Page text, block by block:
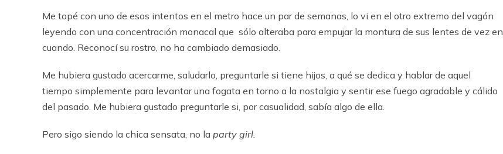
Me topé con uno de esos intentos en el metro hace un par de semanas, lo vi en el otro extremo del vagón
leyendo con una concentración monacal que sólo alteraba para empujar la montura de sus lentes de vez en
cuando. Reconocí su rostro, no ha cambiado demasiado.
Me hubiera gustado acercarme, saludarlo, preguntarle si tiene hijos, a qué se dedica y hablar de aquel
tiempo simplemente para levantar una fogata en torno a la nostalgia y sentir ese fuego agradable y cálido
del pasado. Me hubiera gustado preguntarle si, por casualidad, sabía algo de ella.
Pero sigo siendo la chica sensata, no la party girl.